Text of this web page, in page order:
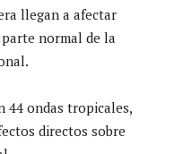
llegan a afectar
normal de la
44 ondas tropicales,
directos sobre